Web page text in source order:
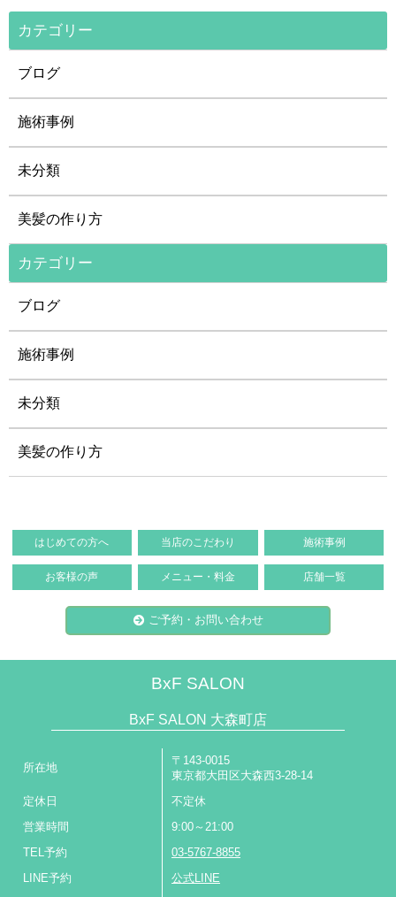
カテゴリー
ブログ
施術事例
未分類
美髪の作り方
カテゴリー
ブログ
施術事例
未分類
美髪の作り方
はじめての方へ 当店のこだわり 施術事例
お客様の声 メニュー・料金 店舗一覧
ご予約・お問い合わせ
BxF SALON
BxF SALON 大森町店
所在地
〒143-0015
東京都大田区大森西3-28-14
定休日 不定休
営業時間 9:00～21:00
TEL予約 03-5767-8855
LINE予約 公式LINE